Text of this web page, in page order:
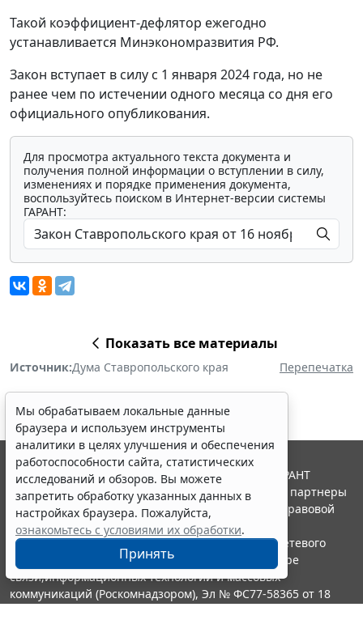
Такой коэффициент-дефлятор ежегодно
устанавливается Минэкономразвития РФ.
Закон вступает в силу с 1 января 2024 года, но не
ранее чем по истечении одного месяца со дня его
официального опубликования.
Для просмотра актуального текста документа и
получения полной информации о вступлении в силу,
изменениях и порядке применения документа,
воспользуйтесь поиском в Интернет-версии системы
ГАРАНТ:
Показать все материалы
Источник:Дума Ставропольского края Перепечатка
Мы обрабатываем локальные данные
браузера и используем инструменты
аналитики в целях улучшения и обеспечения
работоспособности сайта, статистических
исследований и обзоров. Вы можете
запретить обработку указанных данных в
настройках браузера. Пожалуйста,
ознакомьтесь с условиями их обработки.
Принять
© ООО "НПП "ГАРАНТ-СЕРВИС", 2026. Система ГАРАНТ
выпускается с 1990 года. Компания "Гарант" и ее партнеры
являются участниками Российской ассоциации правовой
информации ГАРАНТ.
Портал ГАРАНТ.РУ зарегистрирован в качестве сетевого
издания Федеральной службой по надзору в сфере
связи,информационных технологий и массовых
коммуникаций (Роскомнадзором), Эл № ФС77-58365 от 18